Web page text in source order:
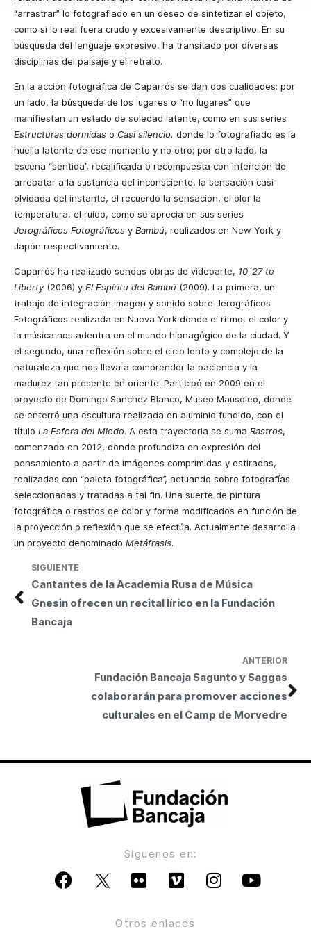
“arrastrar” lo fotografiado en un deseo de sintetizar el objeto,
como si lo real fuera crudo y excesivamente descriptivo. En su
búsqueda del lenguaje expresivo, ha transitado por diversas
disciplinas del paisaje y el retrato.
En la acción fotográfica de Caparrós se dan dos cualidades: por
un lado, la búsqueda de los lugares o “no lugares” que
manifiestan un estado de soledad latente, como en sus series
Estructuras dormidas o Casi silencio, donde lo fotografiado es la
huella latente de ese momento y no otro; por otro lado, la
escena “sentida”, recalificada o recompuesta con intención de
arrebatar a la sustancia del inconsciente, la sensación casi
olvidada del instante, el recuerdo la sensación, el olor la
temperatura, el ruido, como se aprecia en sus series
Jerográficos Fotográficos y Bambú, realizados en New York y
Japón respectivamente.
Caparrós ha realizado sendas obras de videoarte, 10´27 to
Liberty(2006) y El Espíritu del Bambú (2009). La primera, un
trabajo de integración imagen y sonido sobre Jerográficos
Fotográficos realizada en Nueva York donde el ritmo, el color y
la música nos adentra en el mundo hipnagógico de la ciudad. Y
el segundo, una reflexión sobre el ciclo lento y complejo de la
naturaleza que nos lleva a comprender la paciencia y la
madurez tan presente en oriente. Participó en 2009 en el
proyecto de Domingo Sanchez Blanco, Museo Mausoleo, donde
se enterró una escultura realizada en aluminio fundido, con el
título La Esfera del Miedo. A esta trayectoria se suma Rastros,
comenzado en 2012, donde profundiza en expresión del
pensamiento a partir de imágenes comprimidas y estiradas,
realizadas con “paleta fotográfica”, actuando sobre fotografías
seleccionadas y tratadas a tal fin. Una suerte de pintura
fotográfica o rastros de color y forma modificados en función de
la proyección o reflexión que se efectúa. Actualmente desarrolla
un proyecto denominado Metáfrasis.
ANTERIOR
Fundación Bancaja Sagunto y Saggas
colaborarán para promover acciones
culturales en el Camp de Morvedre
SIGUIENTE
Cantantes de la Academia Rusa de Música
Gnesin ofrecen un recital lírico en la Fundación
Bancaja
Síguenos en:
Otros enlaces